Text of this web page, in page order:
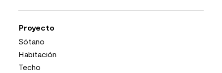
Proyecto
Sótano
Habitación
Techo